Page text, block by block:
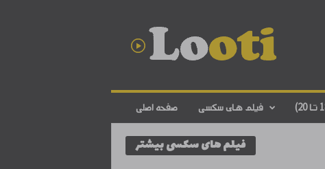
صفحه اصلی فیلم های سکسی
فیلم های سکسی بیشتر